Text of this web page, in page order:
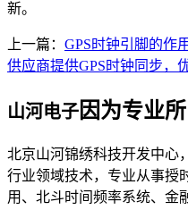
新。
上一篇： GPS时钟引脚的作
供应商提供GPS时钟同步，
山河电子因为专业
北京山河锦绣科技开发中心
行业领域技术，专业从事授
用、北斗时间频率系统、金